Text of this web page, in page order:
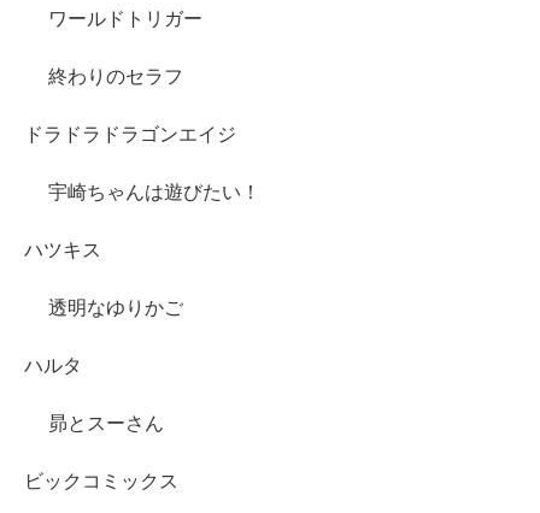
ワールドトリガー
終わりのセラフ
ドラドラドラゴンエイジ
宇崎ちゃんは遊びたい！
ハツキス
透明なゆりかご
ハルタ
昴とスーさん
ビックコミックス